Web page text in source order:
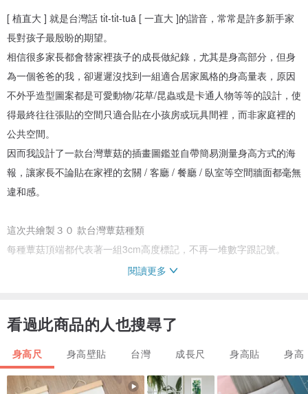
[ 植直大 ] 就是台灣話 ti̍t-ti̍t-tuā [ 一直大 ]的諧音，常常是許多新手家
長對孩子最殷盼的期望。
相信很多家長都會替家裡孩子的成長做紀錄，尤其是身高部分，但身
為一個爸爸的我，卻遲遲沒找到一組適合居家風格的身高量表，原因
不外乎造型圖案都是可愛動物/花草/昆蟲或是卡通人物等等的設計，使
得最終往往張貼的空間只適合貼在小孩房或玩具間裡，而非家庭裡的
公共空間。
因而我設計了一款台灣蕈菇的插畫圖鑑並自帶簡易測量身高方式的海
報，讓家長不論貼在家裡的玄關 / 客廳 / 餐廳 / 臥室等空間牆面都毫無
違和感。
這次共繪製３０ 款台灣蕈菇種類
每種蕈菇頂端都代表著一組3cm高度標記，不再一堆數字跟記號。
號，讓測量範圍從85cm~180cm。
｜蕈菇的彩蛋｜
臺灣蕈類有種名叫”發光小菇“，會在夜晚發光，僅分布於嘉義、臺
閱讀更多
看過此商品的人也搜尋了
身高尺 身高壁貼 台灣 成長尺 身高貼 身高